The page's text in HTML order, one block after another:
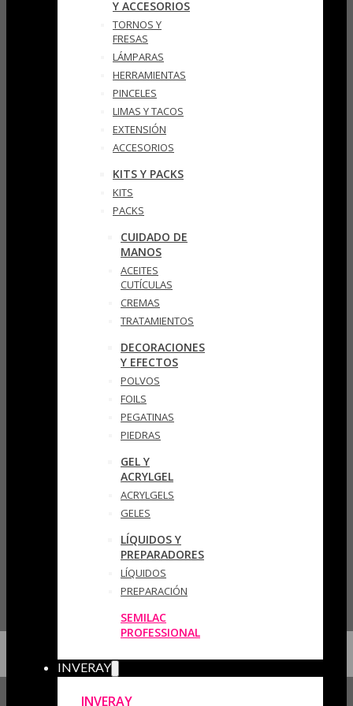
Y ACCESORIOS
TORNOS Y
FRESAS
LÁMPARAS
HERRAMIENTAS
PINCELES
LIMAS Y TACOS
EXTENSIÓN
ACCESORIOS
KITS Y PACKS
KITS
PACKS
CUIDADO DE
MANOS
ACEITES
CUTÍCULAS
CREMAS
TRATAMIENTOS
DECORACIONES
Y EFECTOS
POLVOS
FOILS
PEGATINAS
PIEDRAS
GEL Y
ACRYLGEL
ACRYLGELS
GELES
LÍQUIDOS Y
PREPARADORES
LÍQUIDOS
PREPARACIÓN
SEMILAC
PROFESSIONAL
INVERAY
INVERAY